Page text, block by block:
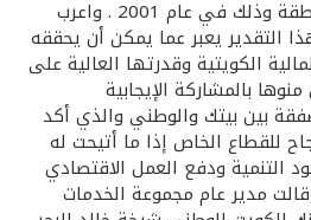
كأكبر مشروعين في المنطقة وذلك في عام 2001 . واعرب
التقدير يعبر عما يمكن أن يحققه
الكويتية وقدرتها العالية على
بالمشاركة الإيجابية
بين بيتك والوطني والذي أكد
للقطاع الخاص إذا ما أتيحت له
التنمية ودفع العمل الاقتصادي
مدير عام مجموعة الخدمات